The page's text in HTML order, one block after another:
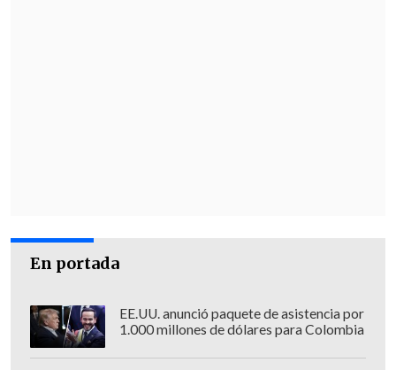
En portada
EE.UU. anunció paquete de asistencia por
1.000 millones de dólares para Colombia